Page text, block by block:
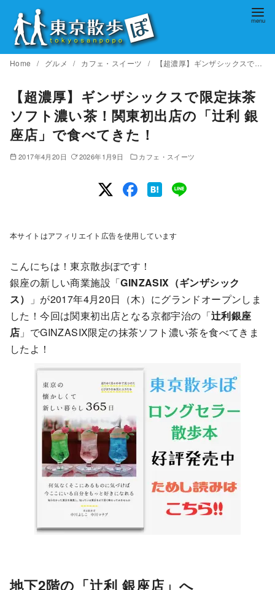
ンHome グルメ カフェ・スイーツ 【超濃厚】ギンザシックスで限定抹茶ソフト濃い茶！関東初出店の「辻利 銀座店」で食べてきた！
【超濃厚】ギンザシックスで限定抹茶
ソフト濃い茶！関東初出店の「辻利 銀
座店」で食べてきた！
2017年4月20日 2026年1月9日 カフェ・スイーツ
本サイトはアフィリエイト広告を使用しています
こんにちは！東京散歩ぽです！
銀座の新しい商業施設「GINZASIX（ギンザシック
ス）
」が2017年4月20日（木）にグランドオープンしま
した！今回は関東初出店となる京都宇治の「辻利銀座
店 」でGINZASIX限定の抹茶ソフト濃い茶を食べてきま
したよ！
地下2階の「辻利 銀座店」へ